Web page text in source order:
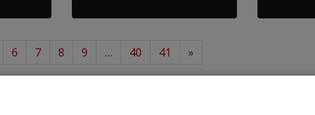
6 7 8 9 … 40 41
»